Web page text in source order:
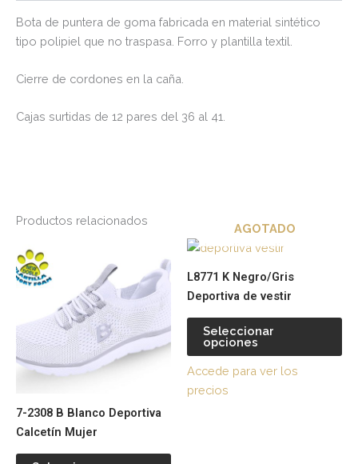
Bota de puntera de goma fabricada en material sintético
tipo polipiel que no traspasa. Forro y plantilla textil.
Cierre de cordones en la caña.
Cajas surtidas de 12 pares del 36 al 41.
Productos relacionados
7-2308 B Blanco Deportiva
Calcetín Mujer
Este
producto
tiene
múltiples
variantes.
Las
pueden
la
AGOTADO
L8771 K Negro/Gris
Deportiva de vestir
Seleccionar
opciones
Accede para ver los
precios